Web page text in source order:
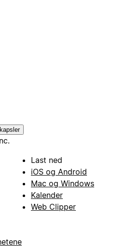
Last ned
iOS og Android
Mac og Windows
Kalender
Web Clipper